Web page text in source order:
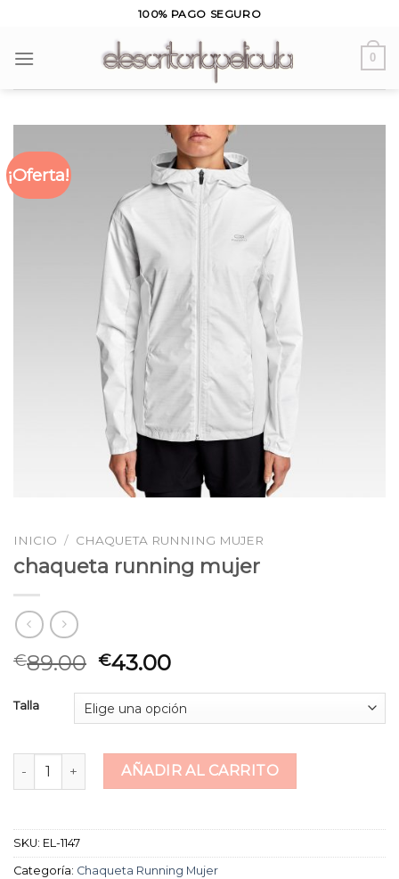
content
100% PAGO SEGURO
0
¡Oferta!
INICIO / CHAQUETA RUNNING MUJER
chaqueta running mujer
€89.00 €43.00
Talla
chaqueta running mujer cantidad
AÑADIR AL CARRITO
SKU: EL-1147
Categoría: Chaqueta Running Mujer